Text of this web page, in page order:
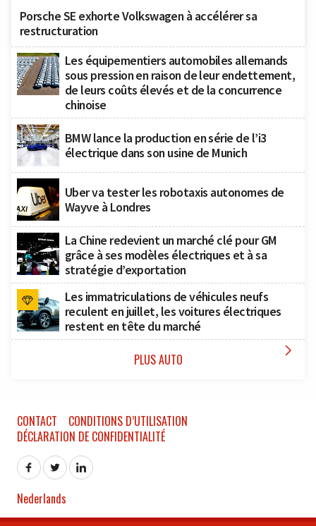
Porsche SE exhorte Volkswagen à accélérer sa
restructuration
Les équipementiers automobiles allemands
sous pression en raison de leur endettement,
de leurs coûts élevés et de la concurrence
chinoise
BMW lance la production en série de l’i3
électrique dans son usine de Munich
Uber va tester les robotaxis autonomes de
Wayve à Londres
La Chine redevient un marché clé pour GM
grâce à ses modèles électriques et à sa
stratégie d’exportation
Les immatriculations de véhicules neufs
reculent en juillet, les voitures électriques
restent en tête du marché
PLUS AUTO 
CONTACT
CONDITIONS D’UTILISATION
DÉCLARATION DE CONFIDENTIALITÉ
Nederlands